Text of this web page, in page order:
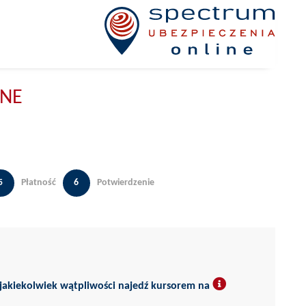
Płatność 6 Potwierdzenie
aby porównać ubezpieczenia. Jeśli posiadasz jakiekolwiek wątpliwości najedź kursorem na